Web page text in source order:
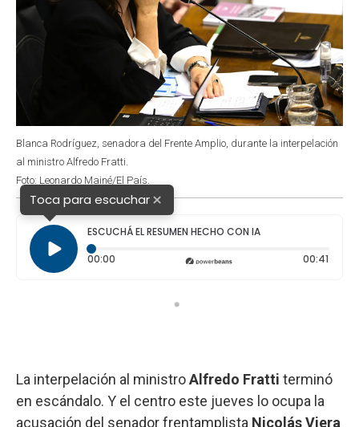
Blanca Rodríguez, senadora del Frente Amplio, durante la interpelación
al ministro Alfredo Fratti.
Foto: Leonardo Mainé/El País.
Toca para escuchar×
ESCUCHÁ EL RESUMEN HECHO CON IA
00:00 Tiempo transcurrido: 0 segundos 00:41
La interpelación al ministroAlfredo Fratti terminó
en escándalo. Y el centro este jueves lo ocupa la
acusación del senador frentamplista Nicolás Viera